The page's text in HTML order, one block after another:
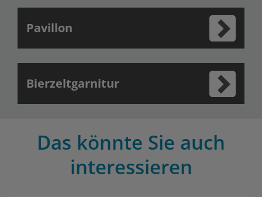
Pavillon
Bierzeltgarnitur
Das könnte Sie auch
interessieren